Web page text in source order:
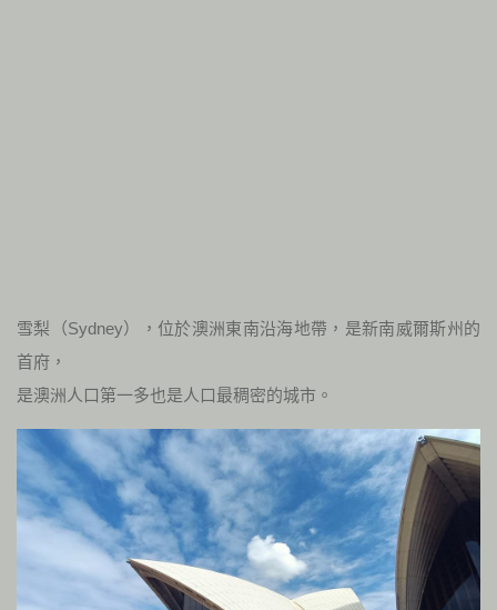
雪梨（Sydney），位於澳洲東南沿海地帶，是新南威爾斯州的
首府，
是澳洲人口第一多也是人口最稠密的城市。